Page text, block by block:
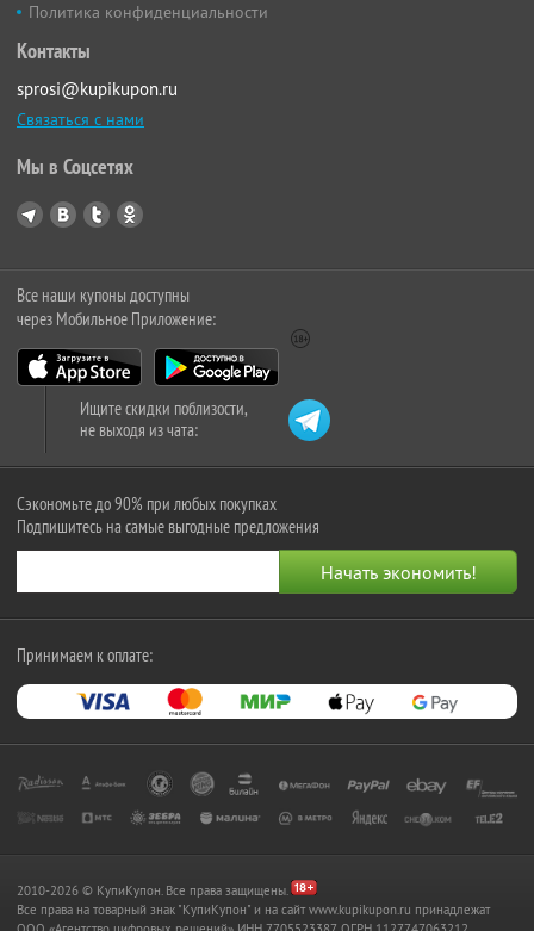
Политика конфиденциальности
Контакты
sprosi@kupikupon.ru
Связаться с нами
Мы в Соцсетях
Все наши купоны доступны
через Мобильное Приложение:
Ищите скидки поблизости,
не выходя из чата:
Сэкономьте до 90% при любых покупках
Подпишитесь на самые выгодные предложения
Принимаем к оплате:
2010-2026 © КупиКупон. Все права защищены.
Все права на товарный знак "КупиКупон" и на сайт www.kupikupon.ru принадлежат